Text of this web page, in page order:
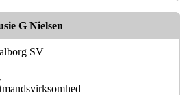
G Nielsen
SV